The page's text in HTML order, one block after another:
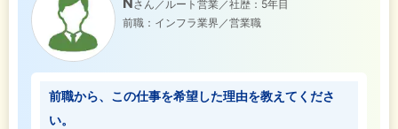
さん／ルート営業／社歴：5年目
前職：インフラ業界／営業職
前職から、この仕事を希望した理由を教えてくださ
い。